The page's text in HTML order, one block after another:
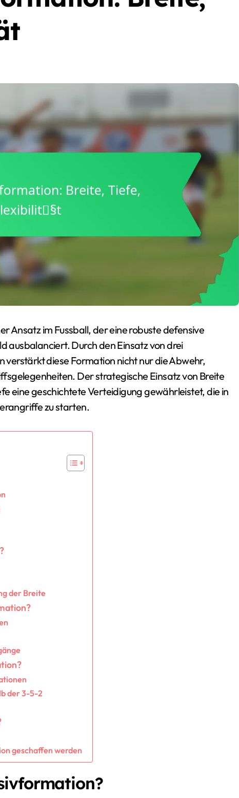
Ansatz im Fussball, der eine robuste defensive
ausbalanciert. Durch den Einsatz von drei
diese Formation nicht nur die Abwehr,
Der strategische Einsatz von Breite
eine geschichtete Verteidigung gewährleistet, die in
zu starten.
der Breite
der 3-5-2
geschaffen werden